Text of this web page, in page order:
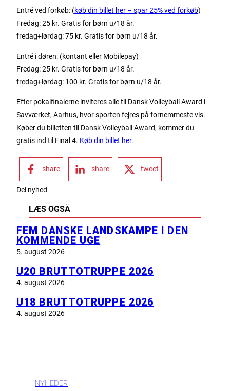
Entré ved forkøb: (køb din billet her – spar 25% ved forkøb)
Fredag: 25 kr. Gratis for børn u/18 år.
fredag+lørdag: 75 kr. Gratis for børn u/18 år.
Entré i døren: (kontant eller Mobilepay)
Fredag: 25 kr. Gratis for børn u/18 år.
fredag+lørdag: 100 kr. Gratis for børn u/18 år.
Efter pokalfinalerne inviteresalletil Dansk Volleyball Award i
Savværket, Aarhus, hvor sporten fejres på fornemmeste vis.
Køber du billetten til Dansk Volleyball Award, kommer du
gratis ind til Final 4. Køb din billet her.
share share tweet
Del nyhed
LÆS OGSÅ
FEM DANSKE LANDSKAMPE I DEN
KOMMENDE UGE
5. august 2026
U20 BRUTTOTRUPPE 2026
4. august 2026
U18 BRUTTOTRUPPE 2026
4. august 2026
NYHEDER